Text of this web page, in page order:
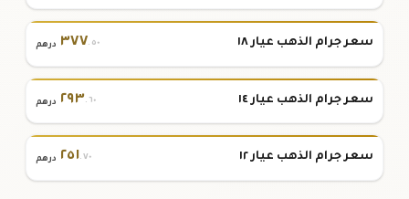
سعر جرام الذهب عيار ١٨ ٣٧٧.٥٠ درهم
سعر جرام الذهب عيار ١٤ ٢٩٣.٦٠ درهم
سعر جرام الذهب عيار ١٢ ٢٥١.٧٠ درهم